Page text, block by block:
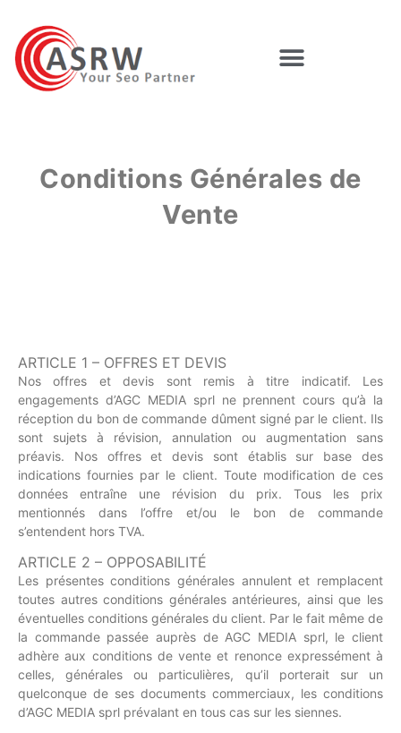
Conditions Générales de
Vente
ARTICLE 1 – OFFRES ET DEVIS
Nos offres et devis sont remis à titre indicatif. Les
engagements d’AGC MEDIA sprl ne prennent cours qu’à la
réception du bon de commande dûment signé par le client. Ils
sont sujets à révision, annulation ou augmentation sans
préavis. Nos offres et devis sont établis sur base des
indications fournies par le client. Toute modification de ces
données entraîne une révision du prix. Tous les prix
mentionnés dans l’offre et/ou le bon de commande
s’entendent hors TVA.
ARTICLE 2 – OPPOSABILITÉ
Les présentes conditions générales annulent et remplacent
toutes autres conditions générales antérieures, ainsi que les
éventuelles conditions générales du client. Par le fait même de
la commande passée auprès de AGC MEDIA sprl, le client
adhère aux conditions de vente et renonce expressément à
celles, générales ou particulières, qu’il porterait sur un
quelconque de ses documents commerciaux, les conditions
d’AGC MEDIA sprl prévalant en tous cas sur les siennes.